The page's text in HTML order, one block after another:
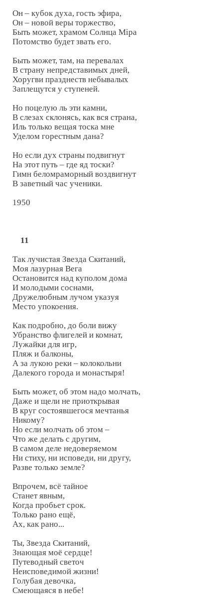
Он – кубок духа, гость эфира,
Он – новой веры торжество,
Быть может, храмом Солнца Mipa
Потомство будет звать его.
Быть может, там, на перевалах
В страну непредставимых дней,
Хоругви празднеств небывалых
Заплещутся у ступеней.
Но поцелую ль эти камни,
В слезах склонясь, как вся страна,
Иль только вещая тоска мне
Уделом горестным дана?
Но если дух страны подвигнут
На этот путь – где яд тоски?
Гимн беломраморный воздвигнут
В заветный час ученики.
1950
11
Так лучистая Звезда Скитаний,
Моя лазурная Вега
Остановится над куполом дома
И молодыми соснами,
Дружелюбным лучом указуя
Место упокоения.
Как подробно, до боли вижу
Убранство флигелей и комнат,
Лужайки для игр,
Пляж и балконы,
А за лукою реки – колокольни
Далекого города и монастыря!
Быть может, об этом надо молчать,
Даже и щели не приоткрывая
В круг состоявшегося мечтанья
Никому?
Но если молчать об этом –
Что же делать с другим,
В самом деле недоверяемом
Ни стиху, ни исповеди, ни другу,
Разве только земле?
Впрочем, всё тайное
Станет явным,
Когда пробьет срок.
Только рано ещё,
Ах, как рано...
Ты, Звезда Скитаний,
Знающая моё сердце!
Путеводный светоч
Неисповедимой жизни!
Голубая девочка,
Смеющаяся в небе!